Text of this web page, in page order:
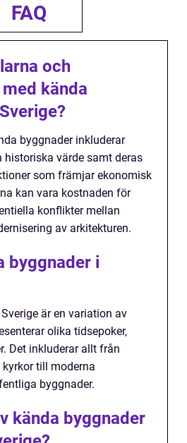
FAQ
och
kända
byggnader inkluderar
historiska värde samt deras
som främjar ekonomisk
kan vara kostnaden för
konflikter mellan
av arkitekturen.
byggnader i
är en variation av
olika tidsepoker,
Det inkluderar allt från
till moderna
byggnader.
kända byggnader